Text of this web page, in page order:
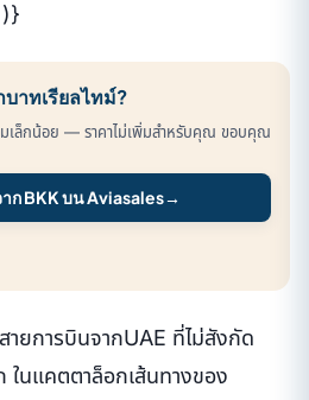
าทเรียลไทม์?
มเล็กน้อย — ราคาไม่เพิ่มสำหรับคุณ ขอบคุณ
ก BKK บน Aviasales→
ายการบินจากUAE ที่ไม่สังกัด
นแคตตาล็อกเส้นทางของ